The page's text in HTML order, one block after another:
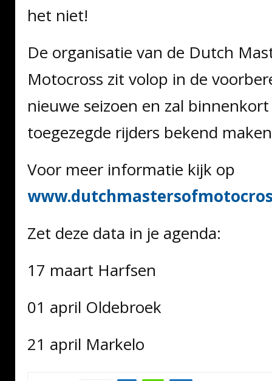
het niet!
De organisatie van de Dutch
Motocross zit volop in de
nieuwe seizoen en zal
toegezegde rijders bekend
Voor meer informatie kijk op
Zet deze data in je agenda:
17 maart Harfsen
01 april Oldebroek
21 april Markelo